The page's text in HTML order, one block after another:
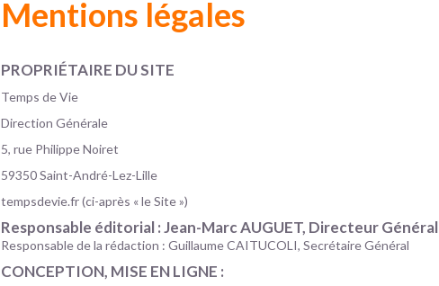
Mentions légales
PROPRIÉTAIRE DU SITE
Temps de Vie
Direction Générale
5, rue Philippe Noiret
59350 Saint-André-Lez-Lille
tempsdevie.fr (ci-après « le Site »)
Responsable éditorial : Jean-Marc AUGUET, Directeur Général
Responsable de la rédaction : Guillaume CAITUCOLI, Secrétaire Général
CONCEPTION, MISE EN LIGNE :